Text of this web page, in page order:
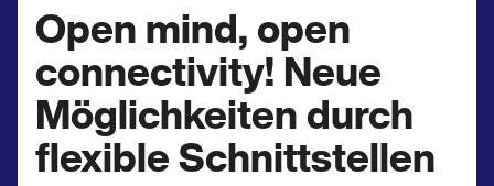
Open mind, open
connectivity! Neue
Möglichkeiten durch
flexible Schnittstellen